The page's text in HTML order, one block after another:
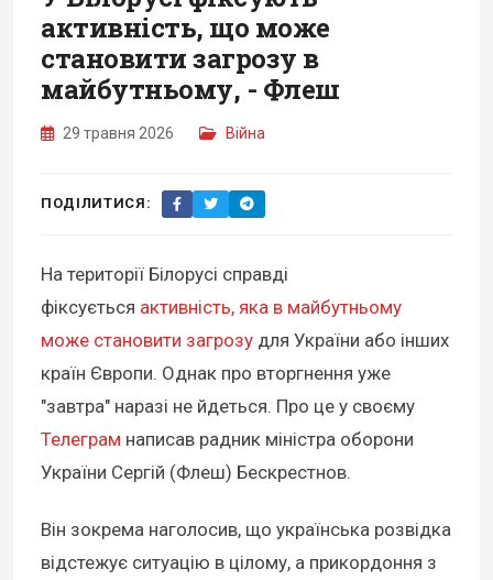
активність, що може
становити загрозу в
майбутньому, - Флеш
29 травня 2026 Війна
ПОДІЛИТИСЯ:
На території Білорусі справді
фіксується активність, яка в майбутньому
може становити загрозу для України або інших
країн Європи. Однак про вторгнення уже
"завтра" наразі не йдеться. Про це у своєму
Телеграм написав радник міністра оборони
України Сергій (Флеш) Бескрестнов.
Він зокрема наголосив, що українська розвідка
відстежує ситуацію в цілому, а прикордоння з